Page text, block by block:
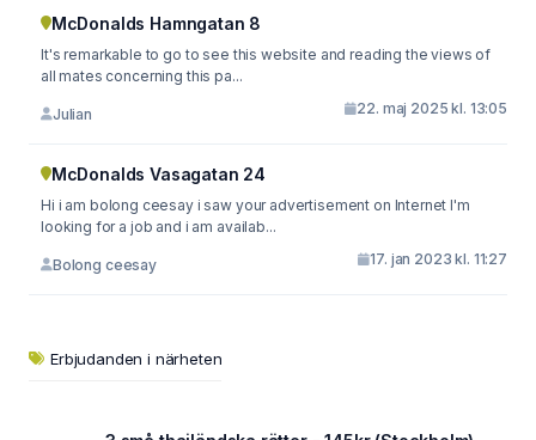
McDonalds Hamngatan 8
It's remarkable to go to see this website and reading the views of
all mates concerning this pa...
Julian 22. maj 2025 kl. 13:05
McDonalds Vasagatan 24
Hi i am bolong ceesay i saw your advertisement on Internet I'm
looking for a job and i am availab...
Bolong ceesay 17. jan 2023 kl. 11:27
Erbjudanden i närheten